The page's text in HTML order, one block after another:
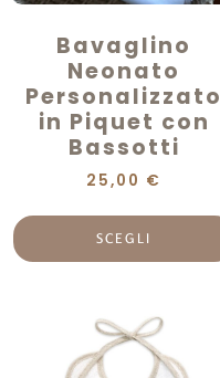
Bavaglino
Neonato
Personalizzato
in Piquet con
Bassotti
25,00 €
SCEGLI